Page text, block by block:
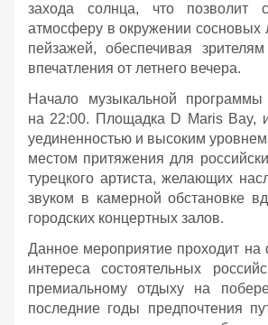
захода солнца, что позволит
атмосферу в окружении сосновых
пейзажей, обеспечивая
впечатления от летнего вечера.
Начало музыкальной программы
на 22:00. Площадка D Maris Bay,
уединенностью и высоким уровнем
местом притяжения для
турецкого артиста, желающих
звуком в камерной обстановке
городских концертных залов.
Данное мероприятие проходит на
интереса состоятельных
премиальному отдыху на
последние годы предпочтения